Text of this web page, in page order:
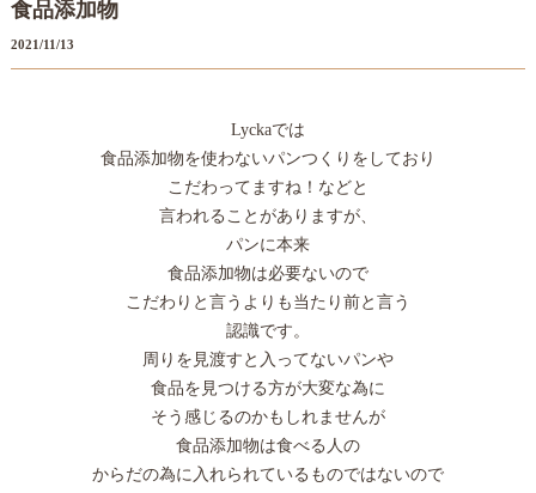
食品添加物
2021/11/13
Lyckaでは
食品添加物を使わないパンつくりをしており
こだわってますね！などと
言われることがありますが、
パンに本来
食品添加物は必要ないので
こだわりと言うよりも当たり前と言う
認識です。
周りを見渡すと入ってないパンや
食品を見つける方が大変な為に
そう感じるのかもしれませんが
食品添加物は食べる人の
からだの為に入れられているものではないので